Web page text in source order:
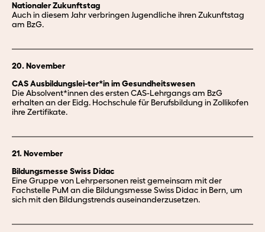
Nationaler Zukunftstag
Auch in diesem Jahr verbringen Jugendliche ihren Zukunftstag
am BzG.
20. November
CAS Ausbildungslei-ter*in im Gesundheitswesen
Die Absolvent*innen des ersten CAS-Lehrgangs am BzG
erhalten an der Eidg. Hochschule für Berufsbildung in Zollikofen
ihre Zertifikate.
21. November
Bildungsmesse Swiss Didac
Eine Gruppe von Lehrpersonen reist gemeinsam mit der
Fachstelle PuM an die Bildungsmesse Swiss Didac in Bern, um
sich mit den Bildungstrends auseinanderzusetzen.